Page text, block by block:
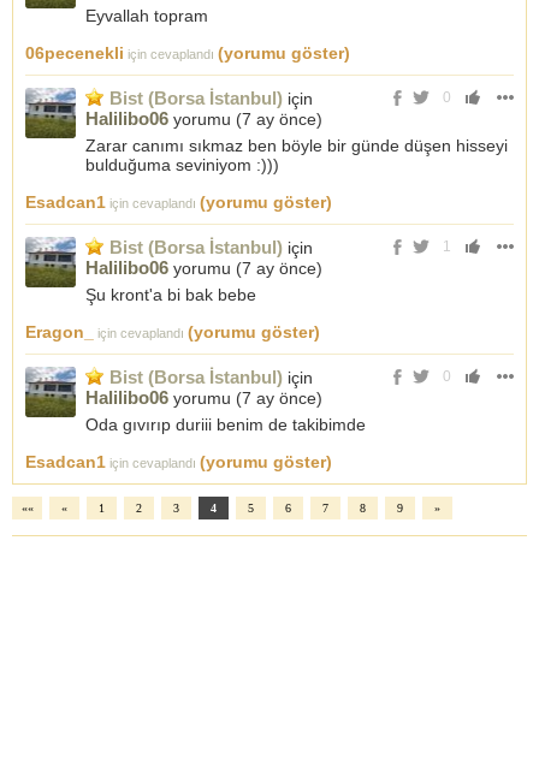
Eyvallah topram
06pecenekli için cevaplandı (yorumu göster)
0
Bist (Borsa İstanbul) için
Halilibo06 yorumu (7 ay önce)
Zarar canımı sıkmaz ben böyle bir günde düşen hisseyi
bulduğuma seviniyom :)))
Esadcan1 için cevaplandı (yorumu göster)
1
Bist (Borsa İstanbul) için
Halilibo06 yorumu (7 ay önce)
Şu kront'a bi bak bebe
Eragon_
için cevaplandı (yorumu göster)
0
Bist (Borsa İstanbul) için
Halilibo06 yorumu (7 ay önce)
Oda gıvırıp duriii benim de takibimde
Esadcan1 için cevaplandı (yorumu göster)
«« « 1 2 3 4 5 6 7 8 9 »